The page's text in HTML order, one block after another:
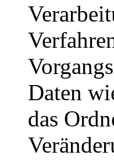
Daten
das